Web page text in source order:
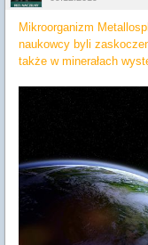
Mikroorganizm
naukowcy byli
także w minerałach